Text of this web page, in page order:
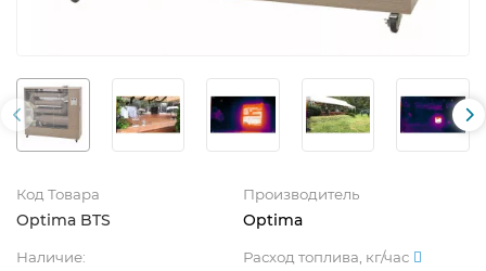
Код Товара
Optima BTS
Производитель
Optima
Наличие: Расход топлива, кг/час